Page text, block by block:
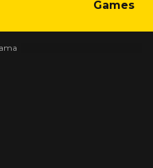
Games